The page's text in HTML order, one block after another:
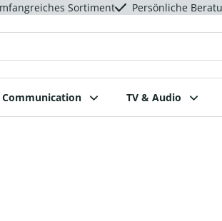
Sortiment Persönliche
Communication TV & Audio